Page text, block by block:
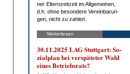
ner El­tern­zeit­zeit im All­ge­mei­nen,
d.h. oh­ne be­son­de­re Ver­ein­ba­run­
gen, nicht zu zah­len.
Weiterlesen
30.11.2025 LAG Stutt­gart: So­
zi­al­plan bei ver­spä­te­ter Wahl
ei­nes Be­triebs­rats?